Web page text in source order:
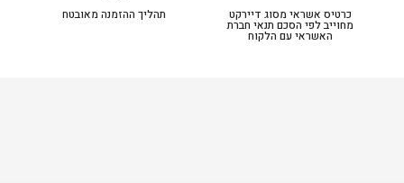
כרטיס אשראי מסוג דיירקט
מחוייב לפי הסכם תנאי חברת
האשראי עם הלקוח
תהליך ההזמנה מאובטח